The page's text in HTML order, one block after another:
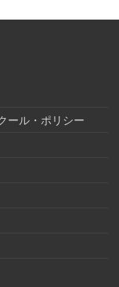
ール・ポリシー